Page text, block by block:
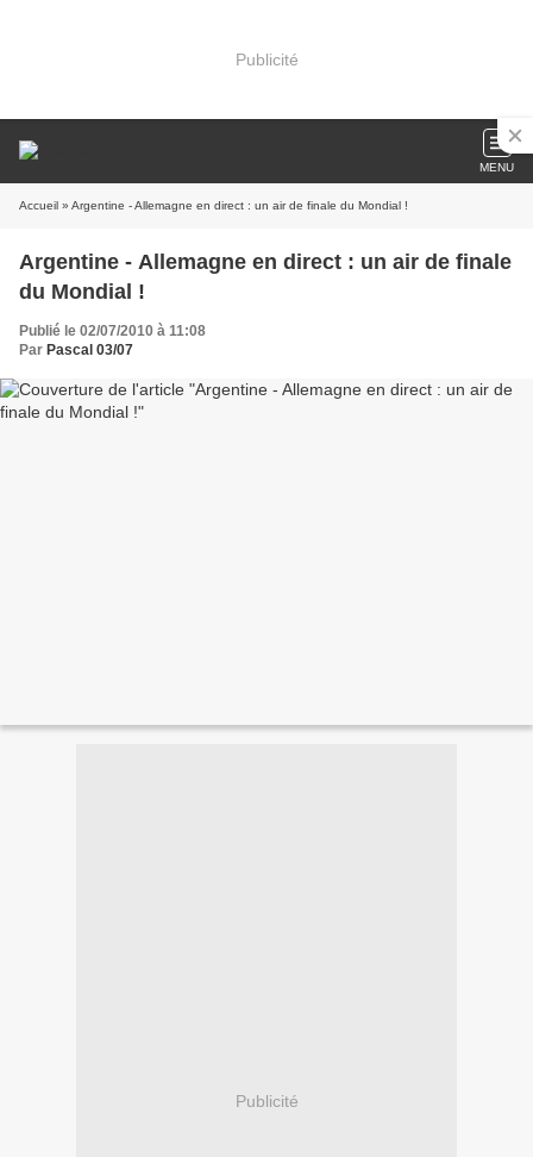
Publicité
MENU
Accueil » Argentine - Allemagne en direct : un air de finale du Mondial !
Argentine - Allemagne en direct : un air de finale
du Mondial !
Publié le 02/07/2010 à 11:08
Par Pascal 03/07
Publicité